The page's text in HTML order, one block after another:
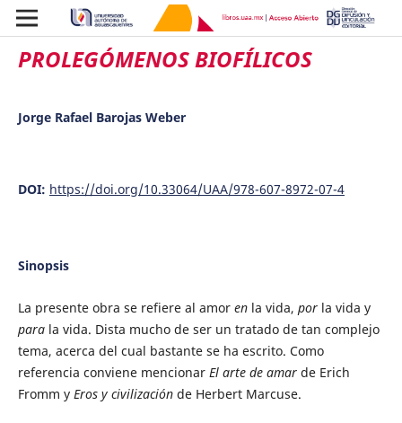
PROLEGÓMENOS BIOFÍLICOS
Jorge Rafael Barojas Weber
DOI: https://doi.org/10.33064/UAA/978-607-8972-07-4
Sinopsis
La presente obra se refiere al amor enla vida, porla vida y
parala vida. Dista mucho de ser un tratado de tan complejo
tema, acerca del cual bastante se ha escrito. Como
referencia conviene mencionar El arte de amarde Erich
Fromm y Eros y civilizaciónde Herbert Marcuse.